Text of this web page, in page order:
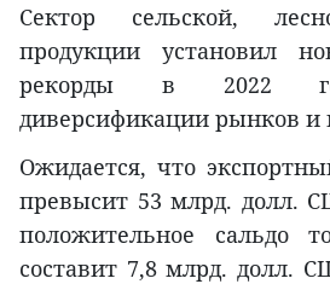
Сектор сельской,
продукции установил
рекорды в 2022
диверсификации рынков и
Ожидается, что
превысит 53 млрд. долл.
положительное сальдо
составит 7,8 млрд. долл.